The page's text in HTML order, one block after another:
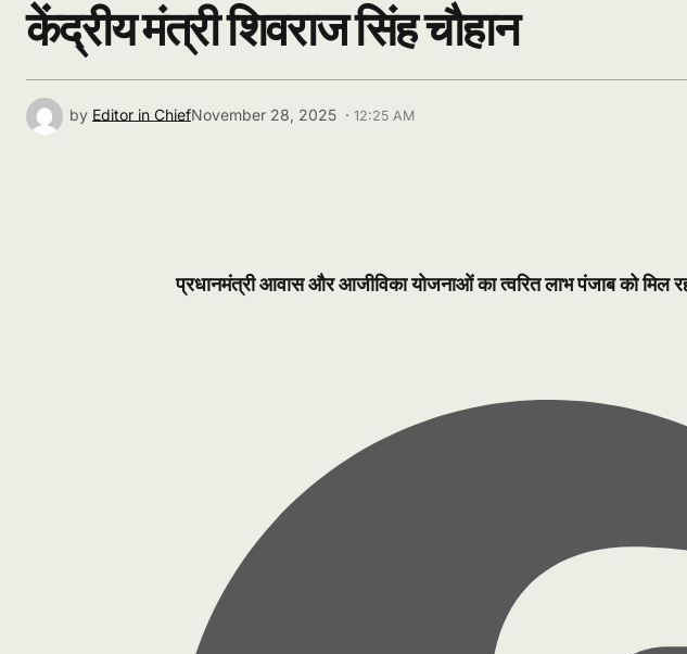
केंद्रीय मंत्री शिवराज सिंह चौहान
by Editor in ChiefNovember 28, 2025 · 12:25 AM
प्रधानमंत्री आवास और आजीविका योजनाओं का त्वरित लाभ पंजाब को मिल